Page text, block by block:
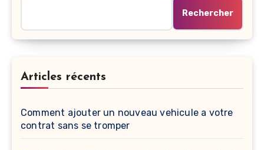
Rechercher
Articles récents
Comment ajouter un nouveau vehicule a votre
contrat sans se tromper